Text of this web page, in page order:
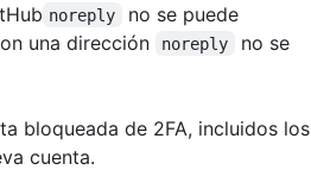
noreply
no se puede
una dirección
noreply
no se
bloqueada de 2FA, incluidos los
cuenta.